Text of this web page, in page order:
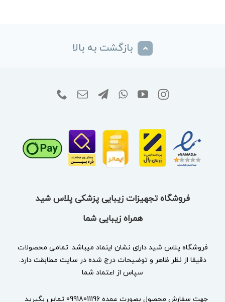
بازگشت به بالا
فروشگاه تجهیزات زیبایی پزشکی پلاس شید
همراه زیبایی شما
فروشگاه پلاس شید دارای نشان اینماد میباشد. تمامی محصولات
دقیقا از نظر ظاهر و توضیحات درج شده در سایت مطابقت دارد.
سپاس از اعتماد شما
جهت سفارش محصول بصورت عمده 09918011196 تماس بگیرید